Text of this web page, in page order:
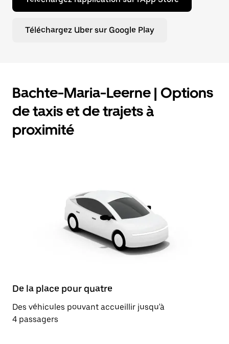
Téléchargez Uber sur Google Play
Bachte-Maria-Leerne | Options
de taxis et de trajets à
proximité
De la place pour quatre
Des véhicules pouvant accueillir jusqu'à
4 passagers